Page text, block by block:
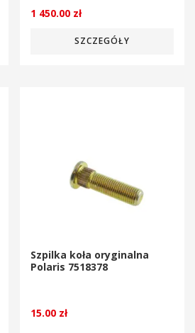
1 450.00 zł
SZCZEGÓŁY
Szpilka koła oryginalna
Polaris 7518378
15.00 zł